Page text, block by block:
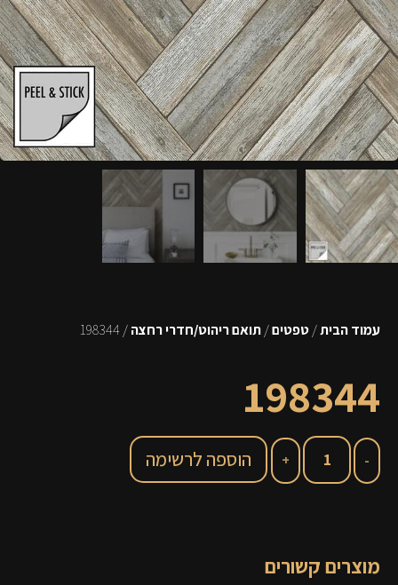
עמוד הבית/טפטים/תואם ריהוט/חדרי רחצה/ 198344
198344
הוספה לרשימה
מוצרים קשורים